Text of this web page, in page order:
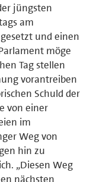
jüngsten
am
und einen
möge
Tag stellen
vorantreiben
Schuld der
von einer
im
Weg von
hin zu
„Diesen Weg
nächsten